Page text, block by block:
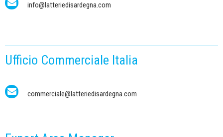
info@latteriedisardegna.com
Ufficio Commerciale Italia
commerciale@latteriedisardegna.com